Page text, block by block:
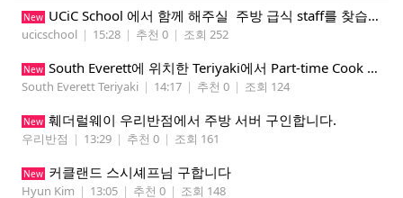
New UCiC School 에서 함께 해주실 주방 급식 staff를 찾습니다.
ucicschool | 15:28 | 추천 0 | 조회 252
New South Everett에 위치한 Teriyaki에서 Part-time Cook Helper 구합니다. Mon-Sat, 4:00 pm-8:30 pm
South Everett Teriyaki | 14:17 | 추천 0 | 조회 124
New 훼더럴웨이 우리반점에서 주방 서버 구인합니다.
우리반점 | 13:29 | 추천 0 | 조회 161
New 커클랜드 스시셰프님 구합니다
Hyun Kim | 13:05 | 추천 0 | 조회 148